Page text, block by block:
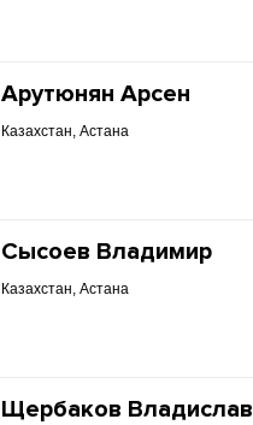
Арутюнян Арсен
Казахстан, Астана
Сысоев Владимир
Казахстан, Астана
Щербаков Владислав